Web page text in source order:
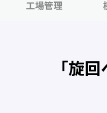
工場管理
「旋